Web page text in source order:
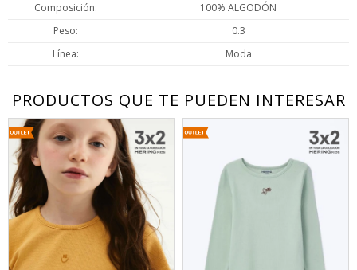
Composición
100% ALGODÓN
Peso
0.3
Línea
Moda
PRODUCTOS QUE TE PUEDEN INTERESAR